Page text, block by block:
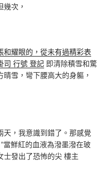
次，
耀眼的，從未有過精彩表
司 行號 登記 即清除積雪和驚
雪，彎下腰高大的身軀，
天，我意識到錯了。那感覺
當鮮紅的血液為潑墨潑在玻
士發出了恐怖的尖 樓主